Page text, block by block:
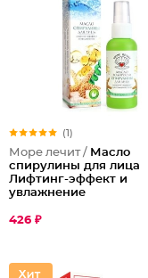
(1)
Море лечит / Масло
спирулины для лица
Лифтинг-эффект и
увлажнение
426 ₽